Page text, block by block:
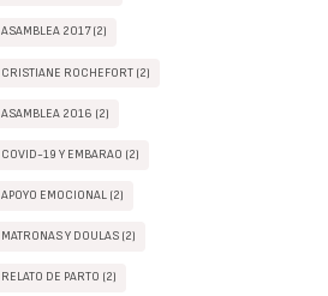
ASAMBLEA 2017 (2)
CRISTIANE ROCHEFORT (2)
ASAMBLEA 2016 (2)
COVID-19 Y EMBARAO (2)
APOYO EMOCIONAL (2)
MATRONAS Y DOULAS (2)
RELATO DE PARTO (2)